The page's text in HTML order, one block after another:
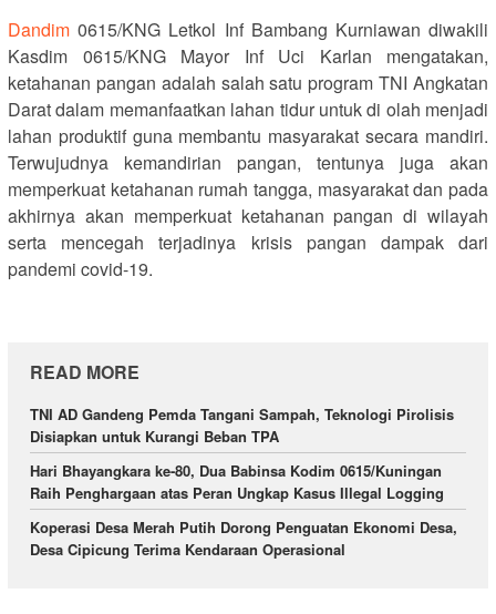
Dandim 0615/KNG Letkol Inf Bambang Kurniawan diwakili
Kasdim 0615/KNG Mayor Inf Uci Karlan mengatakan,
ketahanan pangan adalah salah satu program TNI Angkatan
Darat dalam memanfaatkan lahan tidur untuk di olah menjadi
lahan produktif guna membantu masyarakat secara mandiri.
Terwujudnya kemandirian pangan, tentunya juga akan
memperkuat ketahanan rumah tangga, masyarakat dan pada
akhirnya akan memperkuat ketahanan pangan di wilayah
serta mencegah terjadinya krisis pangan dampak dari
pandemi covid-19.
READ MORE
TNI AD Gandeng Pemda Tangani Sampah, Teknologi Pirolisis
Disiapkan untuk Kurangi Beban TPA
Hari Bhayangkara ke-80, Dua Babinsa Kodim 0615/Kuningan
Raih Penghargaan atas Peran Ungkap Kasus Illegal Logging
Koperasi Desa Merah Putih Dorong Penguatan Ekonomi Desa,
Desa Cipicung Terima Kendaraan Operasional